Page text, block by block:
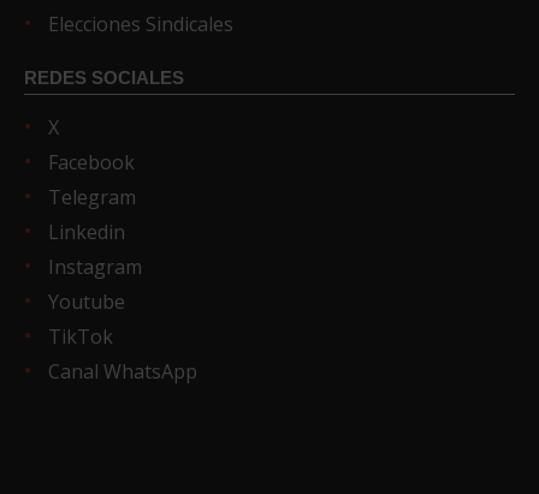
Elecciones Sindicales
REDES SOCIALES
X
Facebook
Telegram
Linkedin
Instagram
Youtube
TikTok
Canal WhatsApp